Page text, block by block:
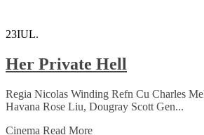
23IUL.
Her Private Hell
Regia Nicolas Winding Refn Cu Charles
Havana Rose Liu, Dougray Scott Gen...
Cinema Read More